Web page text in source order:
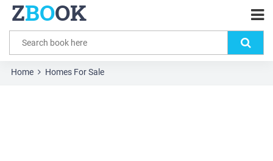
ZBOOK
Home Homes For Sale